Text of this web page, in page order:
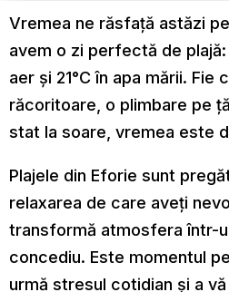
Vremea ne răsfață astăzi
avem o zi perfectă de
aer și 21°C în apa mării. Fie
răcoritoare, o plimbare pe
stat la soare, vremea este
Plajele din Eforie sunt
relaxarea de care aveți
transformă atmosfera într-
concediu. Este momentul
urmă stresul cotidian și a